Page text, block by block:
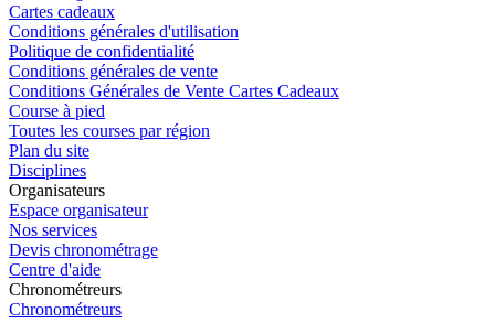
Cartes cadeaux
Conditions générales d'utilisation
Politique de confidentialité
Conditions générales de vente
Conditions Générales de Vente Cartes Cadeaux
Course à pied
Toutes les courses par région
Plan du site
Disciplines
Organisateurs
Espace organisateur
Nos services
Devis chronométrage
Centre d'aide
Chronométreurs
Chronométreurs